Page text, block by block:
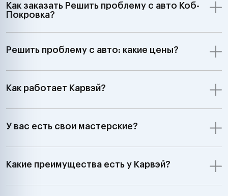
Как заказать Решить проблему с авто Коб-
Покровка?
Решить проблему с авто: какие цены?
Как работает Карвэй?
У вас есть свои мастерские?
Какие преимущества есть у Карвэй?